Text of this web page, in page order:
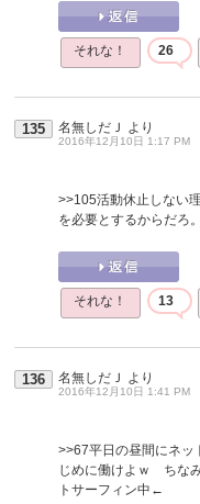
それな！ 26
135 名無しだＪ より
2016年12月10日 1:17 PM
>>105活動休止しない
を必要とするからだろ
それな！ 13
136 名無しだＪ より
2016年12月10日 1:41 PM
>>67平日の昼間にネ
じめに働けよｗ ちな
トサーフィン中←